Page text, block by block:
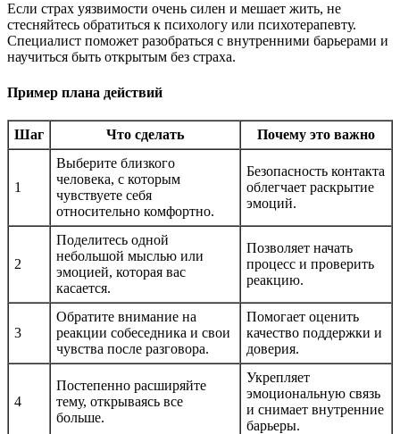
Если страх уязвимости очень силен и мешает жить, не
стесняйтесь обратиться к психологу или психотерапевту.
Специалист поможет разобраться с внутренними барьерами и
научиться быть открытым без страха.
Пример плана действий
Шаг Что сделать Почему это важно
1
Выберите близкого
человека, с которым
чувствуете себя
относительно комфортно.
Безопасность контакта
облегчает раскрытие
эмоций.
2
Поделитесь одной
небольшой мыслью или
эмоцией, которая вас
касается.
Позволяет начать
процесс и проверить
реакцию.
3
Обратите внимание на
реакции собеседника и свои
чувства после разговора.
Помогает оценить
качество поддержки и
доверия.
4
Постепенно расширяйте
тему, открываясь все
больше.
Укрепляет
эмоциональную связь
и снимает внутренние
барьеры.